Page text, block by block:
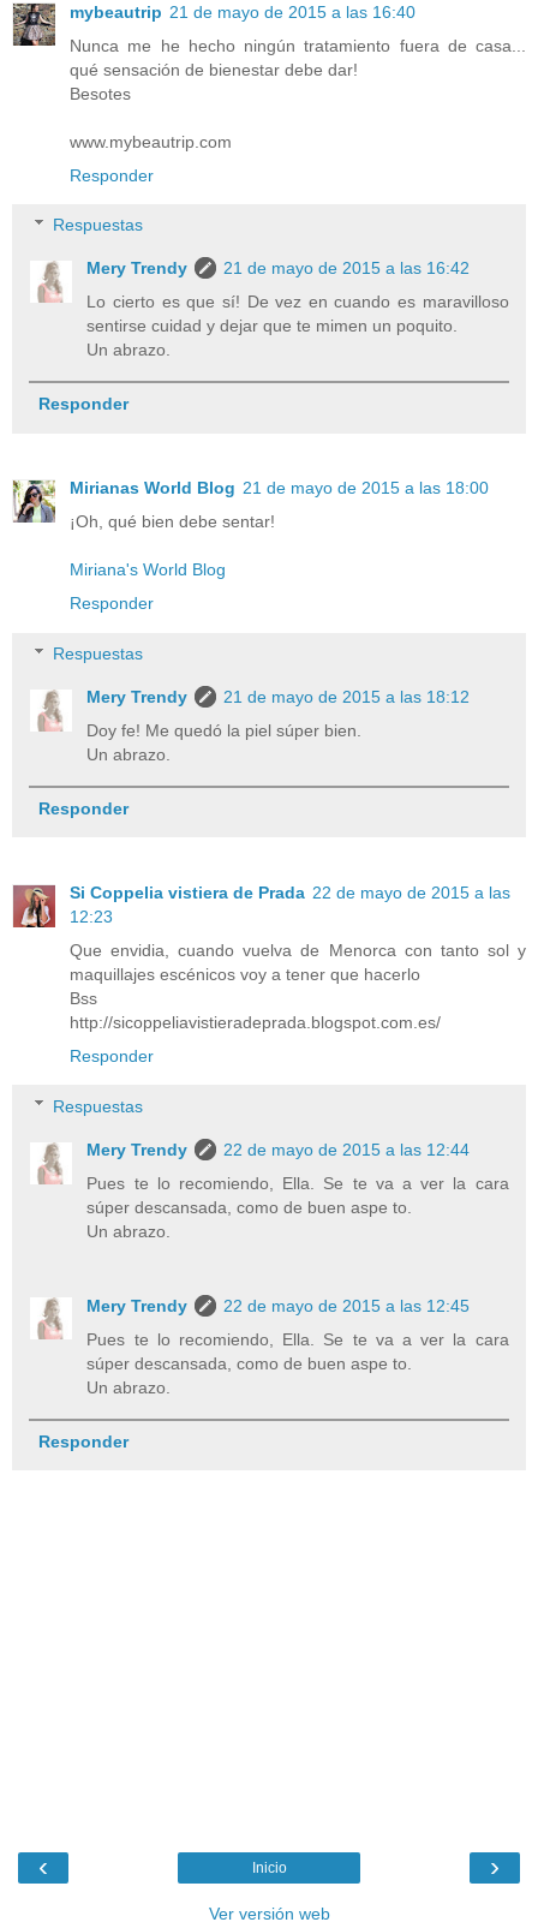
mybeautrip 21 de mayo de 2015 a las 16:40
Nunca me he hecho ningún tratamiento fuera de casa...
qué sensación de bienestar debe dar!
Besotes
www.mybeautrip.com
Responder
Respuestas
Mery Trendy
21 de mayo de 2015 a las 16:42
Lo cierto es que sí! De vez en cuando es maravilloso
sentirse cuidad y dejar que te mimen un poquito.
Un abrazo.
Responder
Mirianas World Blog 21 de mayo de 2015 a las 18:00
¡Oh, qué bien debe sentar!
Miriana's World Blog
Responder
Respuestas
Mery Trendy
21 de mayo de 2015 a las 18:12
Doy fe! Me quedó la piel súper bien.
Un abrazo.
Responder
Si Coppelia vistiera de Prada 22 de mayo de 2015 a las
12:23
Que envidia, cuando vuelva de Menorca con tanto sol y
maquillajes escénicos voy a tener que hacerlo
Bss
http://sicoppeliavistieradeprada.blogspot.com.es/
Responder
Respuestas
Mery Trendy
22 de mayo de 2015 a las 12:44
Pues te lo recomiendo, Ella. Se te va a ver la cara
súper descansada, como de buen aspe to.
Un abrazo.
Mery Trendy
22 de mayo de 2015 a las 12:45
Pues te lo recomiendo, Ella. Se te va a ver la cara
súper descansada, como de buen aspe to.
Un abrazo.
Responder
‹ ›
Inicio
Ver versión web